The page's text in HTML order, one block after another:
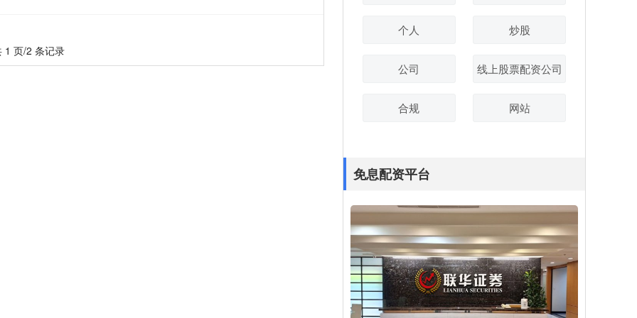
1 页/2 条记录
个人 炒股
公司 线上股票配资公司
合规 网站
免息配资平台